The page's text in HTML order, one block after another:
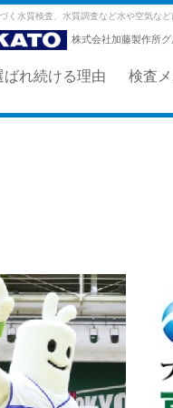
水質検査、水質調査など水や空気な
株式会社加藤製作所
ばれ続ける理由 検査